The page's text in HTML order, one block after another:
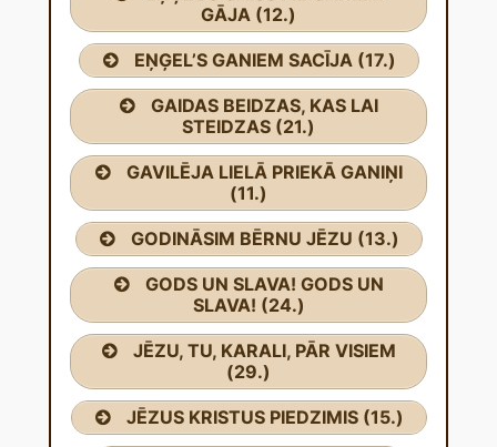
GĀJA (12.)
EŅĢEL’S GANIEM SACĪJA (17.)
GAIDAS BEIDZAS, KAS LAI
STEIDZAS (21.)
GAVILĒJA LIELĀ PRIEKĀ GANIŅI
(11.)
GODINĀSIM BĒRNU JĒZU (13.)
GODS UN SLAVA! GODS UN
SLAVA! (24.)
JĒZU, TU, KARALI, PĀR VISIEM
(29.)
JĒZUS KRISTUS PIEDZIMIS (15.)